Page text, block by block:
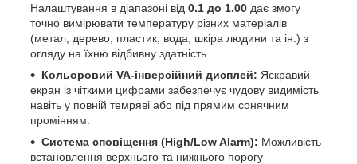
Налаштування в діапазоні від 0.1 до 1.00 дає змогу
точно вимірювати температуру різних матеріалів
(метал, дерево, пластик, вода, шкіра людини та ін.) з
огляду на їхню відбивну здатність.
Кольоровий VA-інверсійний дисплей: Яскравий
екран із чіткими цифрами забезпечує чудову видимість
навіть у повній темряві або під прямим сонячним
промінням.
Система сповіщення (High/Low Alarm): Можливість
встановлення верхнього та нижнього порогу